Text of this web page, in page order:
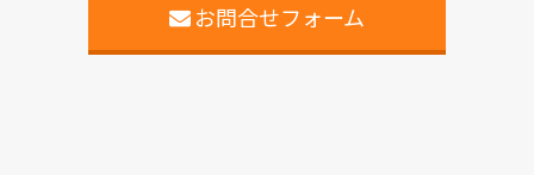
お問合せフォーム